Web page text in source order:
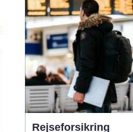
Rejseforsikring